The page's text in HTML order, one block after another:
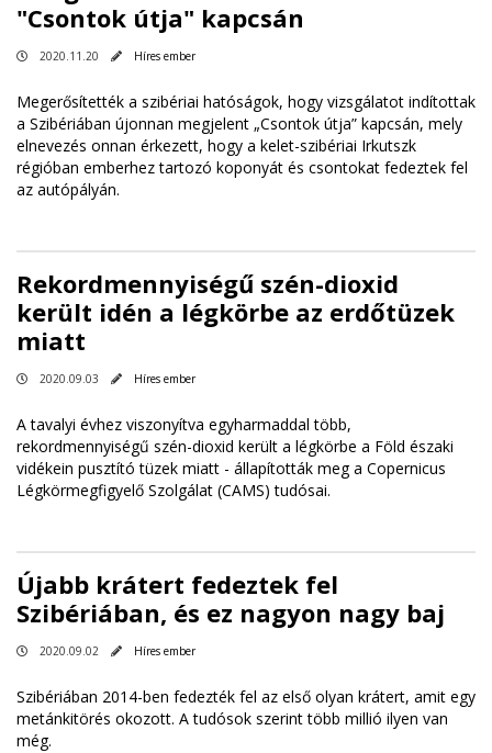
"Csontok útja" kapcsán
2020.11.20 Híres ember
Megerősítették a szibériai hatóságok, hogy vizsgálatot indítottak
a Szibériában újonnan megjelent „Csontok útja” kapcsán, mely
elnevezés onnan érkezett, hogy a kelet-szibériai Irkutszk
régióban emberhez tartozó koponyát és csontokat fedeztek fel
az autópályán.
Rekordmennyiségű szén-dioxid
került idén a légkörbe az erdőtüzek
miatt
2020.09.03 Híres ember
A tavalyi évhez viszonyítva egyharmaddal több,
rekordmennyiségű szén-dioxid került a légkörbe a Föld északi
vidékein pusztító tüzek miatt - állapították meg a Copernicus
Légkörmegfigyelő Szolgálat (CAMS) tudósai.
Újabb krátert fedeztek fel
Szibériában, és ez nagyon nagy baj
2020.09.02 Híres ember
Szibériában 2014-ben fedezték fel az első olyan krátert, amit egy
metánkitörés okozott. A tudósok szerint több millió ilyen van
még.